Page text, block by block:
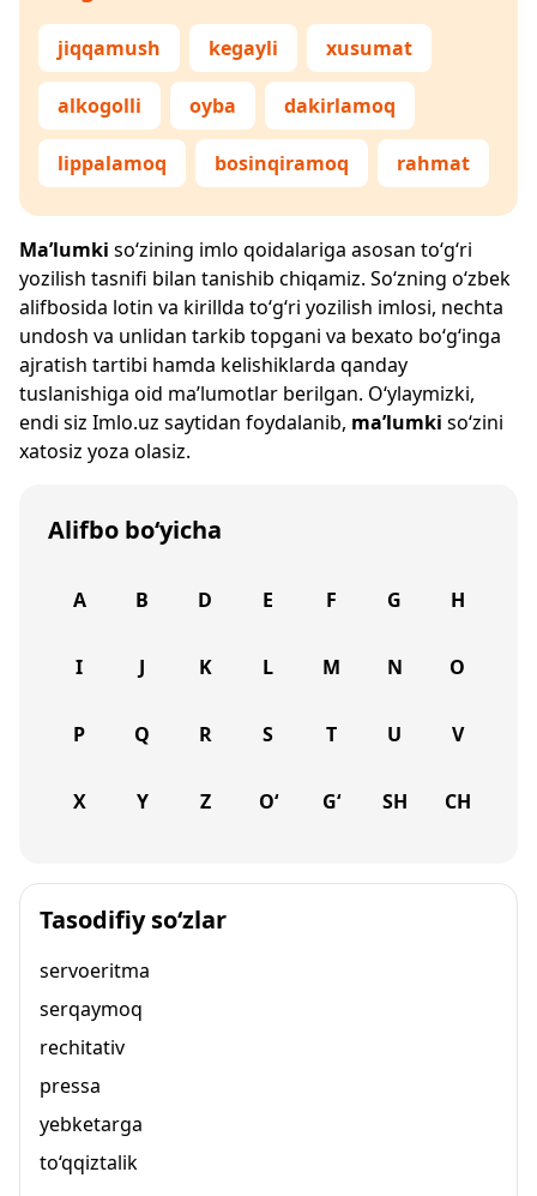
jiqqamush kegayli xusumat
alkogolli oyba dakirlamoq
lippalamoq bosinqiramoq rahmat
Ma’lumki so‘zining imlo qoidalariga asosan to‘g‘ri
yozilish tasnifi bilan tanishib chiqamiz. So‘zning o‘zbek
alifbosida lotin va kirillda to‘g‘ri yozilish imlosi, nechta
undosh va unlidan tarkib topgani va bexato bo‘g‘inga
ajratish tartibi hamda kelishiklarda qanday
tuslanishiga oid ma’lumotlar berilgan. O‘ylaymizki,
endi siz Imlo.uz saytidan foydalanib, ma’lumki so‘zini
xatosiz yoza olasiz.
Alifbo bo‘yicha
A B D E F G H
I J K L M N O
P Q R S T U V
X Y Z O‘ G‘ SH CH
Tasodifiy so‘zlar
servoeritma
serqaymoq
rechitativ
pressa
yebketarga
to‘qqiztalik